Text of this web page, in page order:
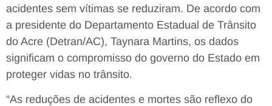
acidentes sem vítimas se reduziram. De acordo com
a presidente do Departamento Estadual de Trânsito
do Acre (Detran/AC), Taynara Martins, os dados
significam o compromisso do governo do Estado em
proteger vidas no trânsito.
“As reduções de acidentes e mortes são reflexo do